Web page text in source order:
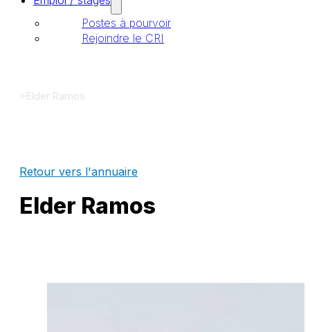
Postes à pourvoir
Rejoindre le CRI
>Elder Ramos
Retour vers l'annuaire
Elder Ramos